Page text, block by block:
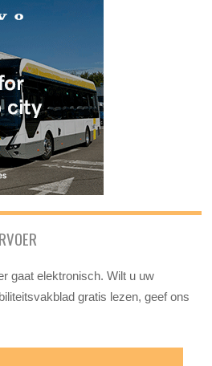
gaat elektronisch. Wilt u uw
gratis lezen, geef ons